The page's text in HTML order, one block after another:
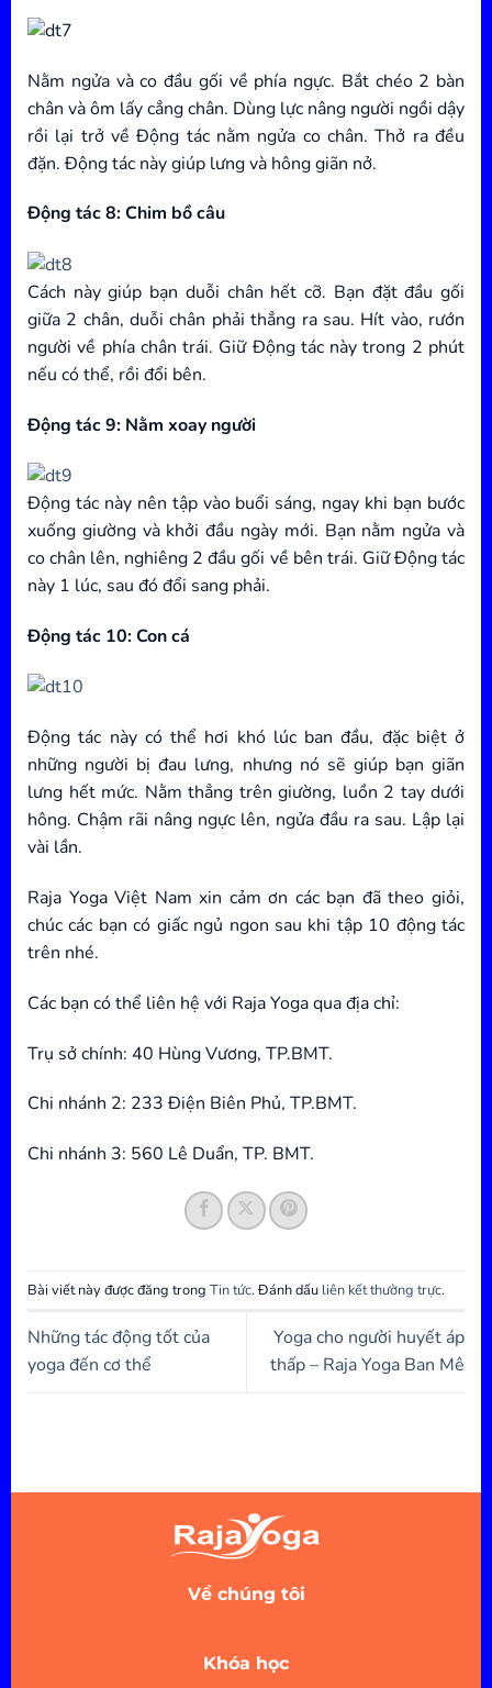
Nằm ngửa và co đầu gối về phía ngực. Bắt chéo 2 bàn
chân và ôm lấy cẳng chân. Dùng lực nâng người ngồi dậy
rồi lại trở về Động tác nằm ngửa co chân. Thở ra đều
đặn. Động tác này giúp lưng và hông giãn nở.
Động tác 8: Chim bồ câu
Cách này giúp bạn duỗi chân hết cỡ. Bạn đặt đầu gối
giữa 2 chân, duỗi chân phải thẳng ra sau. Hít vào, rướn
người về phía chân trái. Giữ Động tác này trong 2 phút
nếu có thể, rồi đổi bên.
Động tác 9: Nằm xoay người
Động tác này nên tập vào buổi sáng, ngay khi bạn bước
xuống giường và khởi đầu ngày mới. Bạn nằm ngửa và
co chân lên, nghiêng 2 đầu gối về bên trái. Giữ Động tác
này 1 lúc, sau đó đổi sang phải.
Động tác 10: Con cá
Động tác này có thể hơi khó lúc ban đầu, đặc biệt ở
những người bị đau lưng, nhưng nó sẽ giúp bạn giãn
lưng hết mức. Nằm thẳng trên giường, luồn 2 tay dưới
hông. Chậm rãi nâng ngực lên, ngửa đầu ra sau. Lập lại
vài lần.
Raja Yoga Việt Nam xin cảm ơn các bạn đã theo giỏi,
chúc các bạn có giấc ngủ ngon sau khi tập 10 động tác
trên nhé.
Các bạn có thể liên hệ với Raja Yoga qua địa chỉ:
Trụ sở chính: 40 Hùng Vương, TP.BMT.
Chi nhánh 2: 233 Điện Biên Phủ, TP.BMT.
Chi nhánh 3: 560 Lê Duẩn, TP. BMT.
Bài viết này được đăng trong Tin tức. Đánh dấu liên kết thường trực.
Những tác động tốt của
yoga đến cơ thể
Yoga cho người huyết áp
thấp – Raja Yoga Ban Mê
Về chúng tôi
Khóa học